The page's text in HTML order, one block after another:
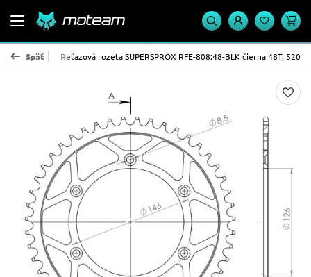
Späť
- oceľ Reťazová rozeta SUPERSPROX RFE-808:48-BLK čierna 48T, 520